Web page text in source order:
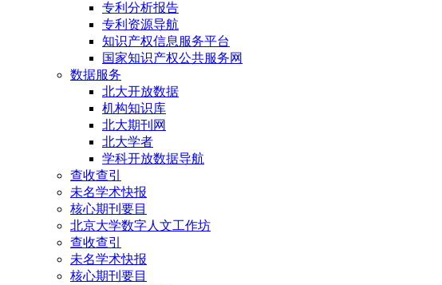
专利分析报告
专利资源导航
知识产权信息服务平台
国家知识产权公共服务网
数据服务
北大开放数据
机构知识库
北大期刊网
北大学者
学科开放数据导航
查收查引
未名学术快报
核心期刊要目
北京大学数字人文工作坊
查收查引
未名学术快报
核心期刊要目